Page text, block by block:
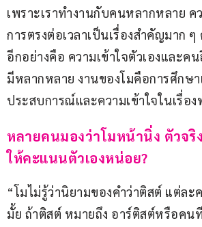
เพราะเราทำงานกับคนหลากหลาย
การตรงต่อเวลาเป็นเรื่องสำคัญมาก ๆ
อีกอย่างคือ ความเข้าใจตัวเองและค
มีหลากหลาย งานของโมคือการศึกษา
ประสบการณ์และความเข้าใจในเรื่อ
หลายคนมองว่าโมหน้านิ่ง ตัวจริ
ให้คะแนนตัวเองหน่อย?
“โมไม่รู้ว่านิยามของคำว่าติสต์ แต่ล
มั้ย ถ้าติสต์ หมายถึง อาร์ติสต์หรือคน